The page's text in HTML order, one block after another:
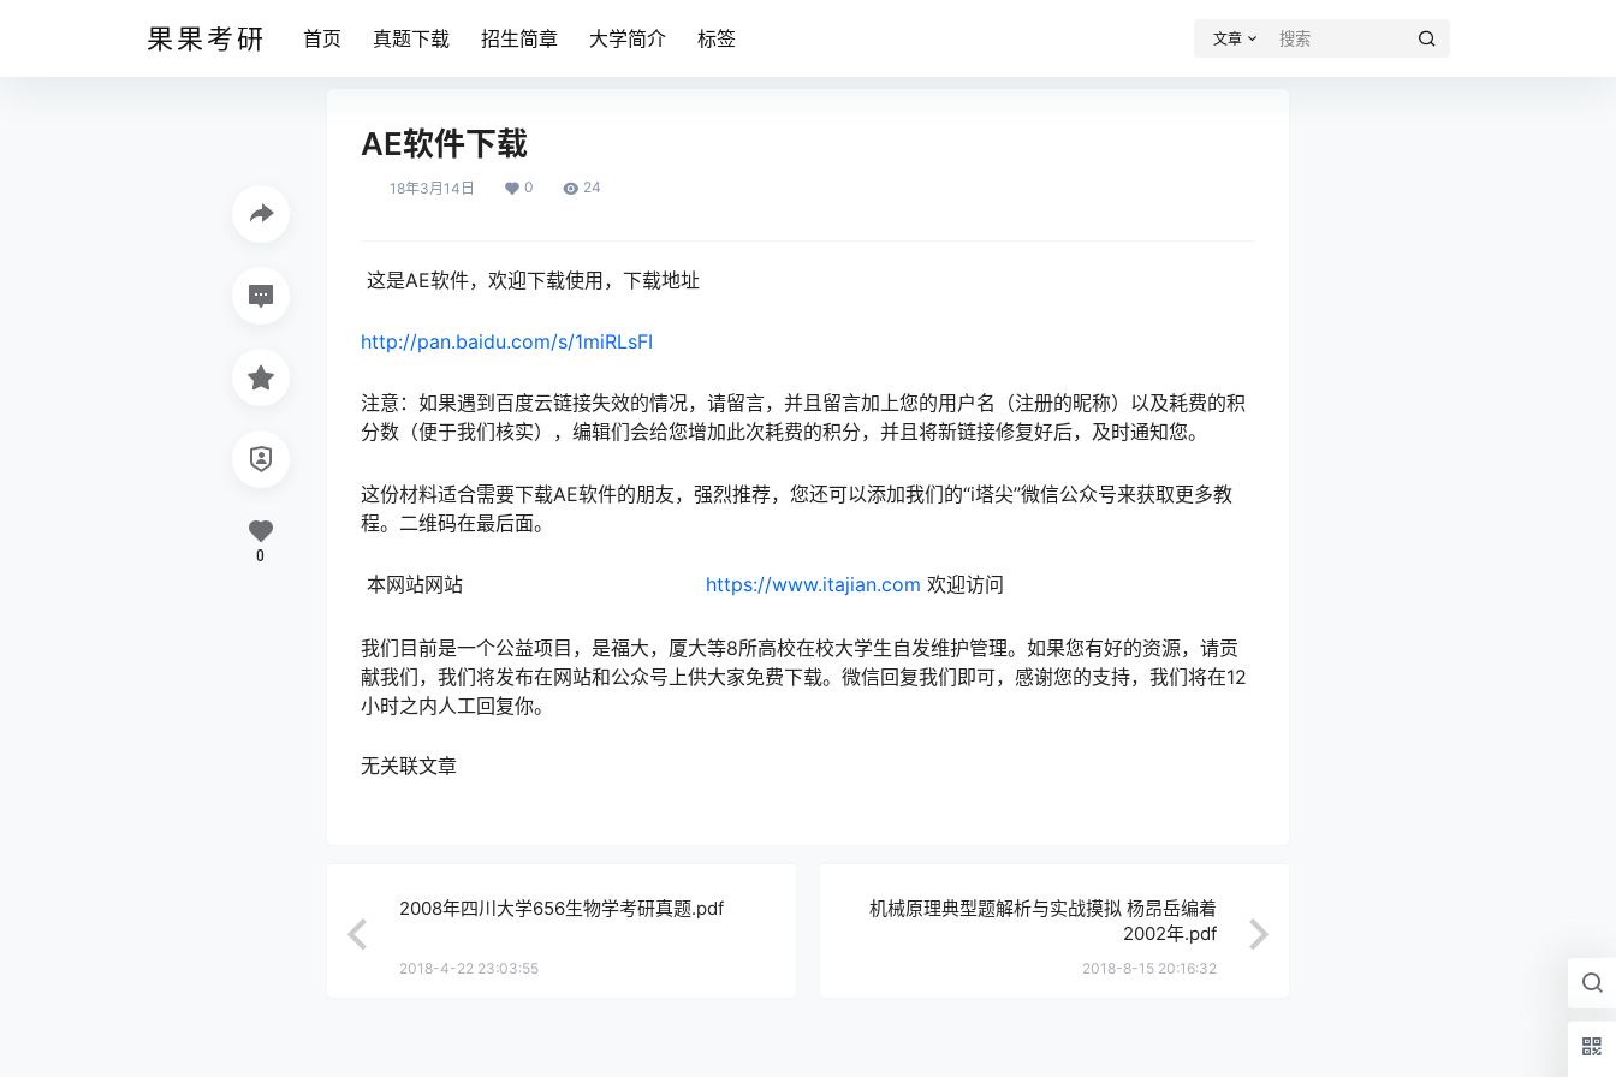
果果考研 首页 真题下载 招生简章 大学简介 标签 文章
AE软件下载
18年3月14日 0 24
这是AE软件，欢迎下载使用，下载地址
http://pan.baidu.com/s/1miRLsFI
注意：如果遇到百度云链接失效的情况，请留言，并且留言加上您的用户名（注册的昵称）以及耗费的积
分数（便于我们核实），编辑们会给您增加此次耗费的积分，并且将新链接修复好后，及时通知您。
这份材料适合需要下载AE软件的朋友，强烈推荐，您还可以添加我们的“i塔尖”微信公众号来获取更多教
程。二维码在最后面。
本网站网站 https://www.itajian.com 欢迎访问
我们目前是一个公益项目，是福大，厦大等8所高校在校大学生自发维护管理。如果您有好的资源，请贡
献我们，我们将发布在网站和公众号上供大家免费下载。微信回复我们即可，感谢您的支持，我们将在12
小时之内人工回复你。
无关联文章
0
2008年四川大学656生物学考研真题.pdf
2018-4-22 23:03:55
机械原理典型题解析与实战摸拟 杨昂岳编着
2002年.pdf
2018-8-15 20:16:32